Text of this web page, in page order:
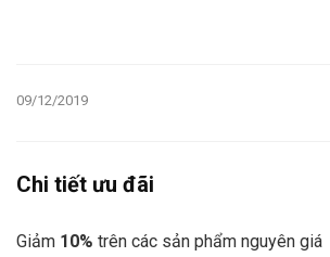
09/12/2019
Chi tiết ưu đãi
Giảm 10% trên các sản phẩm nguyên giá